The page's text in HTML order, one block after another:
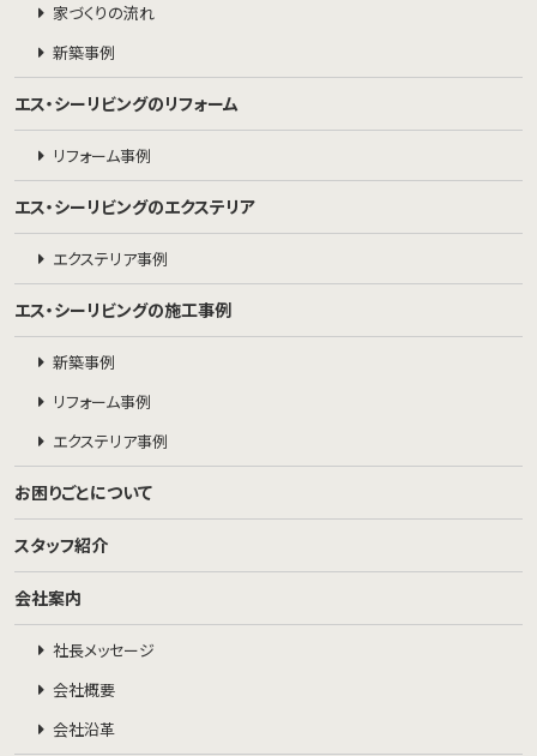
家づくりの流れ
新築事例
エス・シーリビングのリフォーム
リフォーム事例
エス・シーリビングのエクステリア
エクステリア事例
エス・シーリビングの施工事例
新築事例
リフォーム事例
エクステリア事例
お困りごとについて
スタッフ紹介
会社案内
社長メッセージ
会社概要
会社沿革